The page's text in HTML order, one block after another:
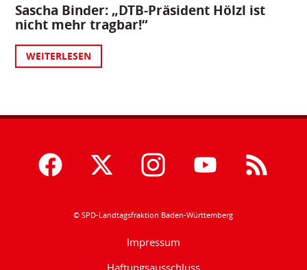
Sascha Binder: „DTB-Präsident Hölzl ist
nicht mehr tragbar!“
WEITERLESEN
© SPD-Landtagsfraktion Baden-Württemberg
Impressum
Haftungsausschluss